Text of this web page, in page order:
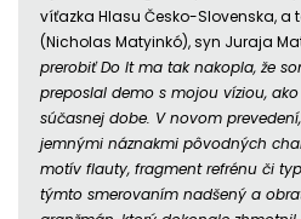
víťazka Hlasu Česko-Slovenska, a
(Nicholas Matyinkó), syn Juraja
prerobiť Do It ma tak nakopla, že
preposlal demo s mojou víziou,
súčasnej dobe. V novom
jemnými náznakmi pôvodných
motív flauty, fragment refrénu či
týmto smerovaním nadšený a